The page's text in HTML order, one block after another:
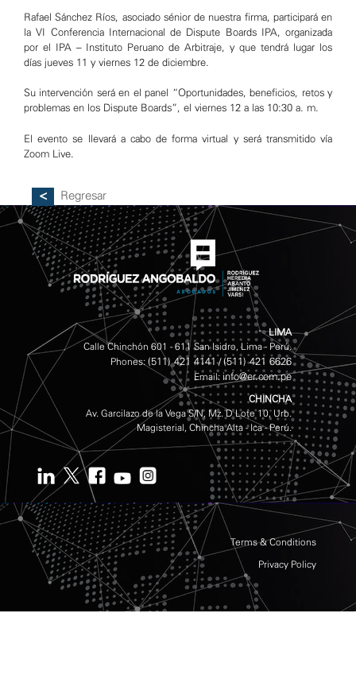
Rafael Sánchez Ríos, asociado sénior de nuestra firma, participará en
la VI Conferencia Internacional de Dispute Boards IPA, organizada
por el IPA – Instituto Peruano de Arbitraje, y que tendrá lugar los
días jueves 11 y viernes 12 de diciembre.
Su intervención será en el panel “Oportunidades, beneficios, retos y
problemas en los Dispute Boards”, el viernes 12 a las 10:30 a. m.
El evento se llevará a cabo de forma virtual y será transmitido vía
Zoom Live.
Regresar
LIMA
Calle Chinchón 601 - 611 San Isidro, Lima - Perú.
Phones: (511) 421 4141/(511) 421 6626
Email: info@er.com.pe
CHINCHA
Av. Garcilazo de la Vega S/N, Mz. D Lote 10, Urb.
Magisterial, Chincha Alta - Ica - Perú.
Terms & Conditions
Privacy Policy